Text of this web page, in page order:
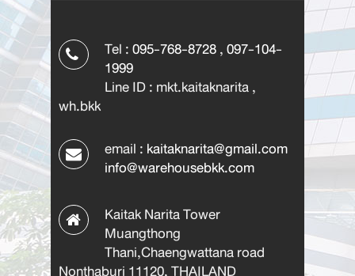
Tel :095-768-8728,097-104-
1999
Line ID : mkt.kaitaknarita ,
wh.bkk
email : kaitaknarita@gmail.com
info@warehousebkk.com
Kaitak Narita Tower
Muangthong
Thani,Chaengwattana road